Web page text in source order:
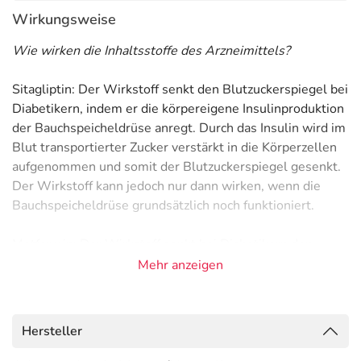
Wirkungsweise
Wie wirken die Inhaltsstoffe des Arzneimittels?
Sitagliptin: Der Wirkstoff senkt den Blutzuckerspiegel bei
Diabetikern, indem er die körpereigene Insulinproduktion
der Bauchspeicheldrüse anregt. Durch das Insulin wird im
Blut transportierter Zucker verstärkt in die Körperzellen
aufgenommen und somit der Blutzuckerspiegel gesenkt.
Der Wirkstoff kann jedoch nur dann wirken, wenn die
Bauchspeicheldrüse grundsätzlich noch funktioniert.
Blutzuckerspiegel. Der Effekt kommt über drei
die Blutbahn ab und der im Blut transportierte Zucker
wird besser in die Körperzellen aufgenommen. Der
Mehr anzeigen
Hersteller